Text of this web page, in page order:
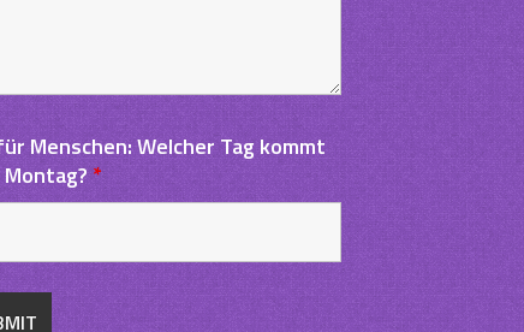
Menschen: Welcher Tag kommt
Montag?*